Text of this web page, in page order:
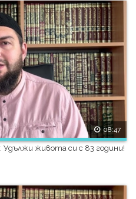
08:47
Удължи живота си с 83 години!